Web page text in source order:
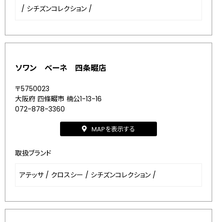
/ シチズンコレクション /
ソワン ベーネ 四条畷店
〒5750023
大阪府 四條畷市 楠公1-13-16
072-878-3360
MAPを表示する
取扱ブランド
アテッサ / クロスシー / シチズンコレクション /